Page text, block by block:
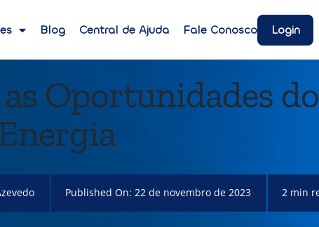
Blog Central de Ajuda Fale Conosco Login
Oportunidades do
Published On: 22 de novembro de 2023 2 min